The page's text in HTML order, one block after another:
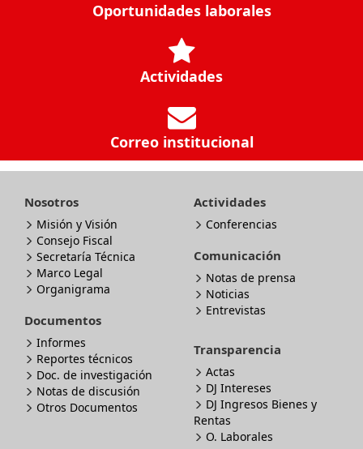
Oportunidades laborales
Actividades
Correo institucional
Nosotros
Misión y Visión
Consejo Fiscal
Secretaría Técnica
Marco Legal
Organigrama
Documentos
Informes
Reportes técnicos
Doc. de investigación
Notas de discusión
Otros Documentos
Actividades
Conferencias
Comunicación
Notas de prensa
Noticias
Entrevistas
Transparencia
Actas
DJ Intereses
DJ Ingresos Bienes y
Rentas
O. Laborales